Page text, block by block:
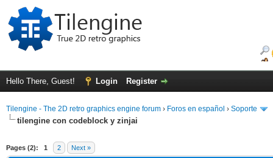
Hello There, Guest! Login Register
Tilengine - The 2D retro graphics engine forum › Foros en español › Soporte
tilengine con codeblock y zinjai
Pages (2): 1 2 Next »